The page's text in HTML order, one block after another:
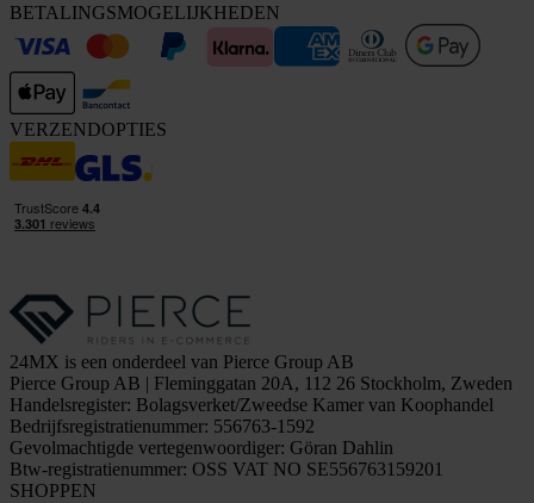
BETALINGSMOGELIJKHEDEN
VERZENDOPTIES
24MX is een onderdeel van Pierce Group AB
Pierce Group AB | Fleminggatan 20A, 112 26 Stockholm, Zweden
Handelsregister: Bolagsverket/Zweedse Kamer van Koophandel
Bedrijfsregistratienummer: 556763-1592
Gevolmachtigde vertegenwoordiger: Göran Dahlin
Btw-registratienummer: OSS VAT NO SE556763159201
SHOPPEN